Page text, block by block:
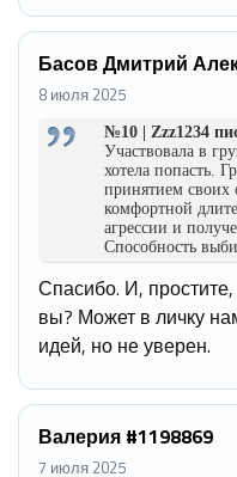
Басов Дмитрий
8 июля 2025
№10 | Zzz1234
Участвовала в
хотела попасть.
принятием
комфортной
агрессии и
Способность
Спасибо. И,
вы? Может в личку
идей, но не уверен.
Валерия #1198869
7 июля 2025